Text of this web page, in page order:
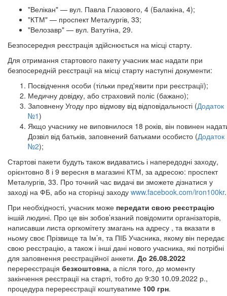
"Велікан" — вул. Павла Глазового, 4 (Балакіна, 4);
"КТМ" — проспект Металургів, 33;
"Велозавр" — вул. Ватутіна, 29.
Безпосередня реєстрація здійснюється на місці старту.
Для отримання стартового пакету учасник має надати при
безпосередній реєстрації на місці старту наступні документи:
Посвідчення особи (тільки пред'явити при реєстрації);
Медичну довідку, або страховий поліс (бажано);
Заповнену Угоду про відмову від відповідальності (Додаток
№1)
Якщо учаснику не виповнилося 18 років, він повинен
Дозвіл від батьків, заповнений батьками особисто (Додаток
№2);
Стартові пакети будуть також видаватись і напередодні заходу,
орієнтовно 8 і 9 вересня в магазині КТМ, за адресою: проспект
Металургів, 33. Про точний час видачі ви зможете дізнатися у
заході на ФБ, або на сторінці заходу www.facebook.com/iron100kr.
При необхідності, учасник може передати свою реєстрацію
іншій людині. Про це він зобов’язаний повідомити організаторів,
написавши листа оргкомітету змагань на адресу , та вказати в
ньому своє Прізвище та Ім’я, та ПІБ Учасника, якому він передає
свою реєстрацію, а також і інші дані нового учасника, які потрібні
для заповнення реєстраційної анкети. До 26.08.2022
перереєстрація безкоштовна, а після того, до моменту
закінчення реєстрації на старті, тобто до 9:30 10.09.2022 р.,
процедура перереєстрації коштуватиме 100 грн.